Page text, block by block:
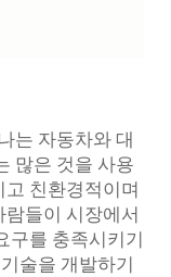
는 자동차와 대
많은 것을 사용
친환경적이며
들이 시장에서
구를 충족시키기
술을 개발하기